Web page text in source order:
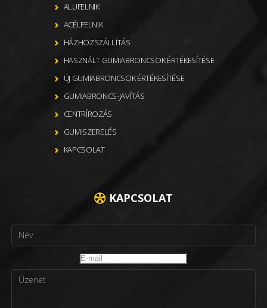
ALUFELNIK
ACÉLFELNIK
HÁZHOZSZÁLLÍTÁS
HASZNÁLT GUMIABRONCSOK ÉRTÉKESÍTÉSE
ÚJ GUMIABRONCSOK ÉRTÉKESÍTÉSE
GUMIABRONCS-JAVÍTÁS
CENTRÍROZÁS
GUMISZERELÉS
KAPCSOLAT
KAPCSOLAT